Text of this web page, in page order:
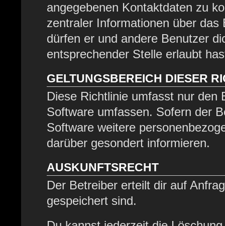
angegebenen Kontaktdaten zu
zentraler Informationen über
dürfen er und andere Benutzer
entsprechender Stelle erlaubt
GELTUNGSBEREICH DIESER
Diese Richtlinie umfasst nur den
Software umfassen. Sofern der
Software weitere
darüber gesondert informieren.
AUSKUNFTSRECHT
Der Betreiber erteilt dir auf
gespeichert sind.